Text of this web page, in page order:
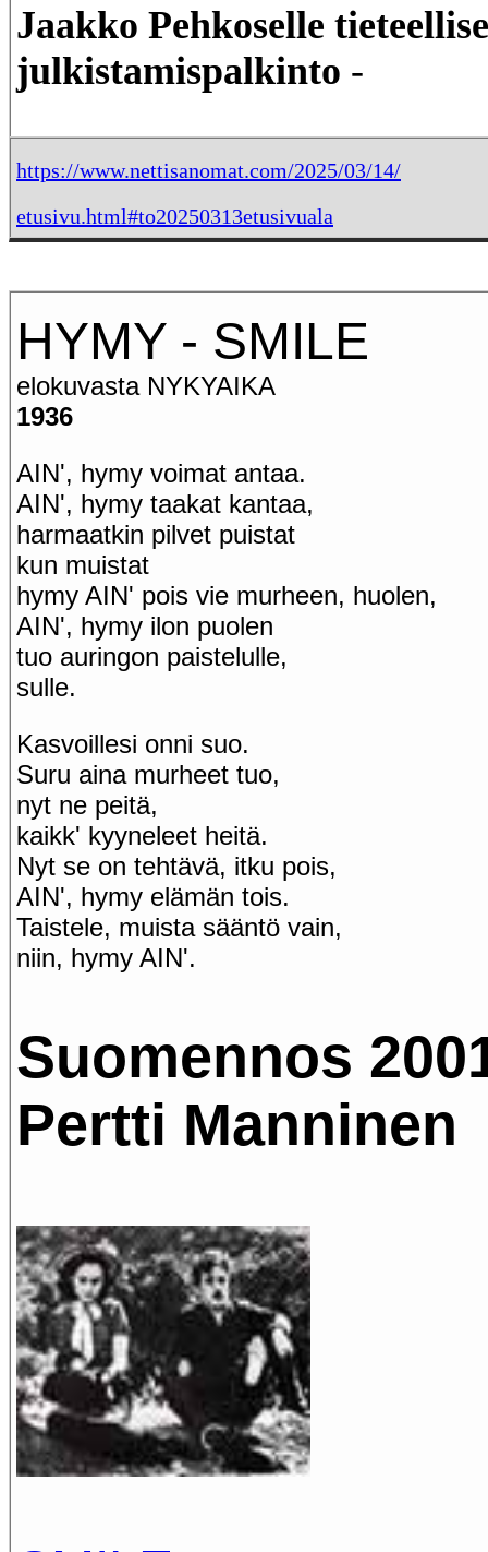
Jaakko Pehkoselle
julkistamispalkinto -
https://www.nettisanomat.com/2025/03/14/
etusivu.html#to20250313etusivuala
HYMY - SMILE
elokuvasta NYKYAIKA
1936
AIN', hymy voimat antaa.
AIN', hymy taakat kantaa,
harmaatkin pilvet puistat
kun muistat
hymy AIN' pois vie murheen, huolen,
AIN', hymy ilon puolen
tuo auringon paistelulle,
sulle.
Kasvoillesi onni suo.
Suru aina murheet tuo,
nyt ne peitä,
kaikk' kyyneleet heitä.
Nyt se on tehtävä, itku pois,
AIN', hymy elämän tois.
Taistele, muista sääntö vain,
niin, hymy AIN'.
Suomennos
Pertti Manninen